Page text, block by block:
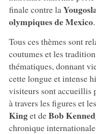
finale contre la
olympiques deMexico.
Tous ces thèmes sont
coutumes et les
thématiques, donnant
cette longue et intense
visiteurs sont accueillis
à travers les figures et
Kinget deBob
chronique